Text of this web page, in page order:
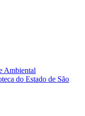
Ambiental
do Estado de São